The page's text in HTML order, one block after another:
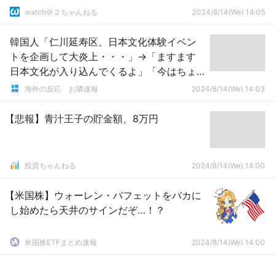
watch＠２ちゃんねる 2024/8/14(We) 14:05
韓国人「仁川延寿区、日本文化体験イベン
トを企画して大炎上・・・」→「ますます
日本文化が入り込んでくるよ」「今はちょ
っと恐ろしいわ」「文化くらいは悪くない
海外の反応 お隣速報 2024/8/14(We) 14:03
【悲報】青汁王子の貯金額、8万円
投資ちゃんねる 2024/8/14(We) 14:00
【米国株】ウォーレン・バフェットをバカに
し始めたら天井のサインだぞ…！？
米国株ETFまとめ速報 2024/8/14(We) 14:00